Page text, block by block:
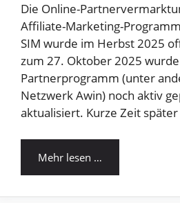
Die Online-
Affiliate-Marketing-
SIM wurde im Herbst 2025
zum 27. Oktober 2025
Partnerprogramm (unter
Netzwerk Awin) noch aktiv
aktualisiert. Kurze Zeit
Mehr lesen …